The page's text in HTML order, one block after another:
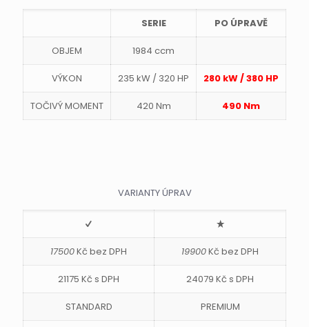
SERIE PO ÚPRAVĚ
OBJEM 1984 ccm
VÝKON 235 kW / 320 HP 280 kW / 380 HP
TOČIVÝ MOMENT 420 Nm 490 Nm
VARIANTY ÚPRAV
17500Kč bez DPH 19900Kč bez DPH
21175 Kč s DPH 24079 Kč s DPH
STANDARD PREMIUM